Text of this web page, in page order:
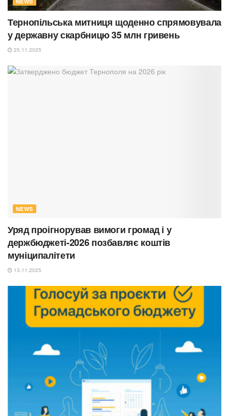
Тернопільська митниця щоденно спрямовувала
у державну скарбницю 35 млн гривень
25.11.2025
NEWS
Уряд проігнорував вимоги громад і у
держбюджеті-2026 позбавляє коштів
муніципалітети
13.11.2025